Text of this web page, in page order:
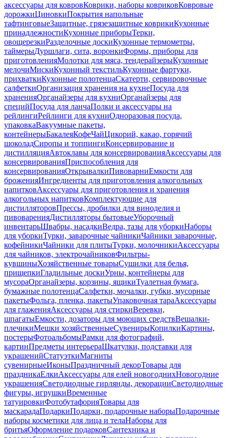
аксессуары для ковровКоврики, наборы ковриковКовровые
дорожкиЦиновкиПокрытия напольные
тафтинговыеЗащитные, грязезащитные коврикиКухонные
принадлежностиКухонные приборыТерки,
овощерезкиРазделочные доскиКухонные термометры,
таймерыДуршлаги, сита, воронкиФормы, приборы для
приготовленияМолотки для мяса, тендерайзерыКухонные
мелочиМискиКухонный текстильКухонные фартуки,
прихваткиКухонные полотенцаСкатерти, сервировочные
салфеткиОрганизация хранения на кухнеПосуда для
храненияОрганайзеры для кухниОрганайзеры для
специйПосуда для ланчаПолки и аксессуары на
рейлингиРейлинги для кухниОдноразовая посуда,
упаковкаВакуумные пакеты,
контейнерыБакалеяКофеЧайЦикорий, какао, горячий
шоколадСиропы и топпингиКонсервирование и
дистилляцияАвтоклавы для консервированияАксессуары для
консервированияПриспособления для
консервированияОткрывалкиПивоварниЕмкости для
броженияИнгредиенты для приготовления алкогольных
напитковАксессуары для приготовления и хранения
алкогольных напитковКомплектующие для
дистилляторовПрессы, дробилки для виноделия и
пивоваренияДистилляторы бытовыеУборочный
инвентарьШвабры, насадкиВедра, тазы для уборкиНаборы
для уборкиТурки, заварочные чайникиЧайники заварочные,
кофейникиЧайники для плитыТурки, молочникиАксессуары
для чайников, электрочайниковФильтры-
кувшиныХозяйственные товарыСушилки для белья,
прищепкиГладильные доскиУрны, контейнеры для
мусораОрганайзеры, корзины, ящикиТуалетная бумага,
бумажные полотенцаСалфетки, мочалки, губки, мусорные
пакетыФольга, пленка, пакетыУпаковочная тараАксессуары
для глаженияАксессуары для стиркиВеревки,
шпагатыЕмкости, дозаторы для моющих средствВешалки-
плечикиМешки хозяйственныеСувенирыКопилкиКартины,
постерыФотоальбомыРамки для фотографий,
картинПредметы интерьераШкатулки, подставки для
украшенийСтатуэткиМагниты
сувенирныеИконыПраздничный декорТовары для
праздникаЕлкиАксессуары для елей новогоднихНовогодние
украшенияСветодиодные гирлянды, декорацииСветодиодные
фигуры, игрушкиВременные
татуировкиФотобутафорияТовары для
маскарадаПодаркиПодарки, подарочные наборыПодарочные
наборы косметики для лица и телаНаборы для
бритьяОформление подарковСантехника и